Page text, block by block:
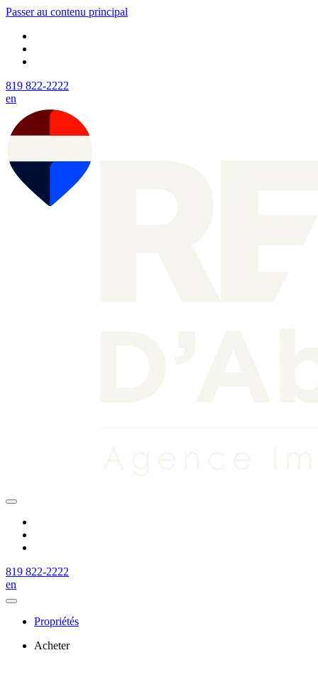
Passer au contenu principal
819 822-2222
en
819 822-2222
en
Propriétés
Acheter